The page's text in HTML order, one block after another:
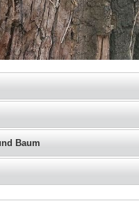
Baum